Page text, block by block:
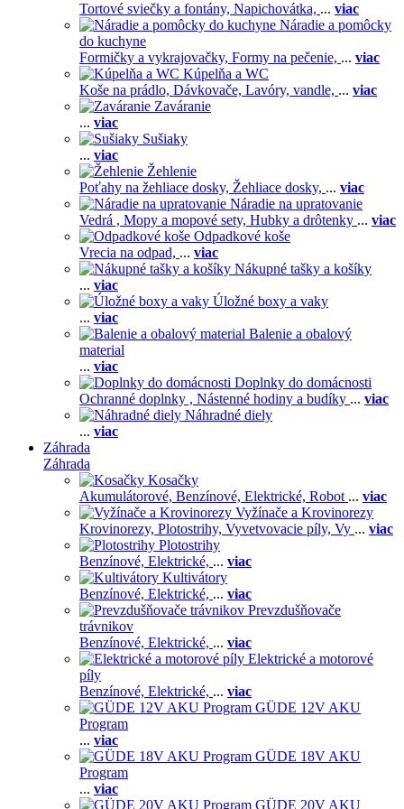
Tortové sviečky a fontány, Napichovátka, ... viac
Náradie a pomôcky
do kuchyne
Formičky a vykrajovačky, Formy na pečenie, ... viac
Kúpelňa a WC
Koše na prádlo, Dávkovače, Lavóry, vandle, ... viac
Zaváranie
... viac
Sušiaky
... viac
Žehlenie
Poťahy na žehliace dosky, Žehliace dosky, ... viac
Náradie na upratovanie
Vedrá , Mopy a mopové sety, Hubky a drôtenky ... viac
Odpadkové koše
Vrecia na odpad, ... viac
Nákupné tašky a košíky
... viac
Úložné boxy a vaky
... viac
Balenie a obalový
material
... viac
Doplnky do domácnosti
Ochranné doplnky , Nástenné hodiny a budíky ... viac
Náhradné diely
... viac
Záhrada
Záhrada
Kosačky
Akumulátorové, Benzínové, Elektrické, Robot ... viac
Vyžínače a Krovinorezy
Krovinorezy, Plotostrihy, Vyvetvovacie píly, Vy ... viac
Plotostrihy
Benzínové, Elektrické, ... viac
Kultivátory
Benzínové, Elektrické, ... viac
Prevzdušňovače
trávnikov
Benzínové, Elektrické, ... viac
Elektrické a motorové
píly
Benzínové, Elektrické, ... viac
GÜDE 12V AKU
Program
... viac
GÜDE 18V AKU
Program
... viac
GÜDE 20V AKU